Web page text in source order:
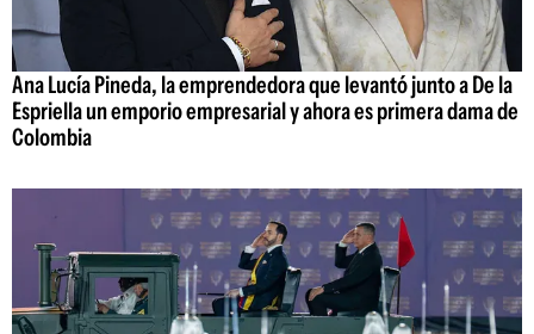
Ana Lucía Pineda, la emprendedora que levantó junto a De la
Espriella un emporio empresarial y ahora es primera dama de
Colombia